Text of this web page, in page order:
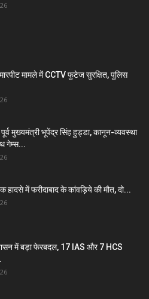
मामले में CCTV फुटेज सुरक्षित, पुलिस
मुख्यमंत्री भूपेंद्र सिंह हुड्डा, कानून-व्यवस्था
गेम्स...
हादसे में फरीदाबाद के कांवड़िये की मौत, दो...
में बड़ा फेरबदल, 17 IAS और 7 HCS